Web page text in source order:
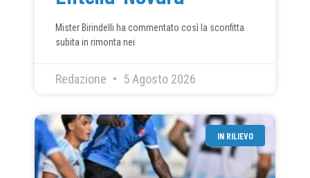
Mister Birindelli ha commentato così la sconfitta
subita in rimonta nei
Redazione 5 Agosto 2026
IN RILIEVO